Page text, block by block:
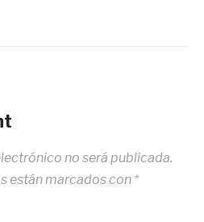
no será publicada.
están marcados con *